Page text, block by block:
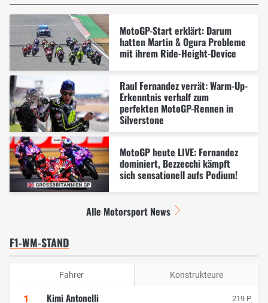
MotoGP-Start erklärt: Darum
hatten Martin & Ogura Probleme
mit ihrem Ride-Height-Device
Raul Fernandez verrät: Warm-Up-
Erkenntnis verhalf zum
perfekten MotoGP-Rennen in
Silverstone
MotoGP heute LIVE: Fernandez
dominiert, Bezzecchi kämpft
sich sensationell aufs Podium!
Alle Motorsport News
F1-WM-STAND
Fahrer Konstrukteure
1 Kimi Antonelli 219 P